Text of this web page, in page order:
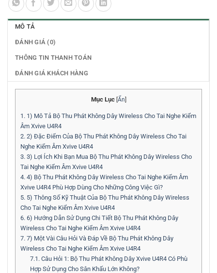
MÔ TẢ
ĐÁNH GIÁ (0)
THÔNG TIN THANH TOÁN
ĐÁNH GIÁ KHÁCH HÀNG
Mục Lục [Ẩn]
1. 1) Mô Tả Bộ Thu Phát Không Dây Wireless Cho Tai Nghe Kiểm
Âm Xvive U4R4
2. 2) Đặc Điểm Của Bộ Thu Phát Không Dây Wireless Cho Tai
Nghe Kiểm Âm Xvive U4R4
3. 3) Lợi Ích Khi Bạn Mua Bộ Thu Phát Không Dây Wireless Cho
Tai Nghe Kiểm Âm Xvive U4R4
4. 4) Bộ Thu Phát Không Dây Wireless Cho Tai Nghe Kiểm Âm
Xvive U4R4 Phù Hợp Dùng Cho Những Công Việc Gì?
5. 5) Thông Số Kỹ Thuật Của Bộ Thu Phát Không Dây Wireless
Cho Tai Nghe Kiểm Âm Xvive U4R4
6. 6) Hướng Dẫn Sử Dụng Chi Tiết Bộ Thu Phát Không Dây
Wireless Cho Tai Nghe Kiểm Âm Xvive U4R4
7. 7) Một Vài Câu Hỏi Và Đáp Về Bộ Thu Phát Không Dây
Wireless Cho Tai Nghe Kiểm Âm Xvive U4R4
7.1. Câu Hỏi 1: Bộ Thu Phát Không Dây Xvive U4R4 Có Phù
Hợp Sử Dụng Cho Sân Khấu Lớn Không?